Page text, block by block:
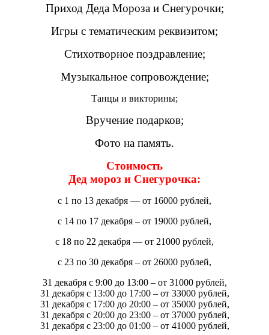
Приход Деда Мороза и Снегурочки;
Игры с тематическим реквизитом;
Стихотворное поздравление;
Музыкальное сопровождение;
Танцы и викторины;
Вручение подарков;
Фото на память.
Стоимость
Дед мороз и Снегурочка:
с 1 по 13 декабря — от 16000 рублей,
с 14 по 17 декабря – от 19000 рублей,
с 18 по 22 декабря — от 21000 рублей,
с 23 по 30 декабря – от 26000 рублей,
31 декабря с 9:00 до 13:00 – от 31000 рублей,
31 декабря с 13:00 до 17:00 – от 33000 рублей,
31 декабря с 17:00 до 20:00 – от 35000 рублей,
31 декабря с 20:00 до 23:00 – от 37000 рублей,
31 декабря с 23:00 до 01:00 – от 41000 рублей,